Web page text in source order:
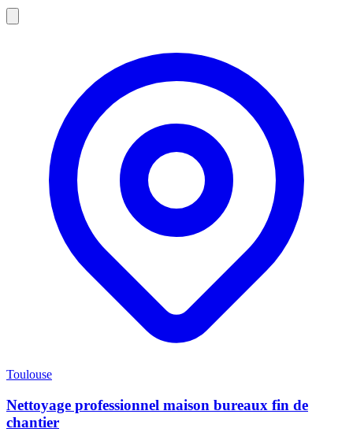
Toulouse
Nettoyage professionnel maison bureaux fin de
chantier